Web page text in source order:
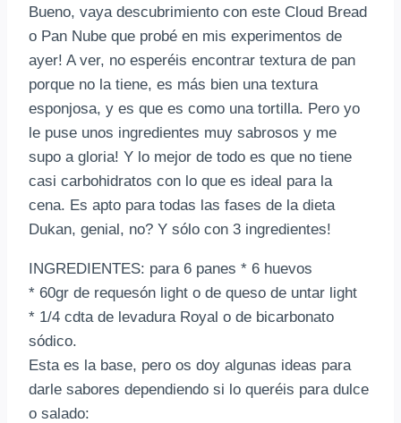
Bueno, vaya descubrimiento con este Cloud Bread
o Pan Nube que probé en mis experimentos de
ayer! A ver, no esperéis encontrar textura de pan
porque no la tiene, es más bien una textura
esponjosa, y es que es como una tortilla. Pero yo
le puse unos ingredientes muy sabrosos y me
supo a gloria! Y lo mejor de todo es que no tiene
casi carbohidratos con lo que es ideal para la
cena. Es apto para todas las fases de la dieta
Dukan, genial, no? Y sólo con 3 ingredientes!
INGREDIENTES: para 6 panes * 6 huevos
* 60gr de requesón light o de queso de untar light
* 1/4 cdta de levadura Royal o de bicarbonato
sódico.
Esta es la base, pero os doy algunas ideas para
darle sabores dependiendo si lo queréis para dulce
o salado: